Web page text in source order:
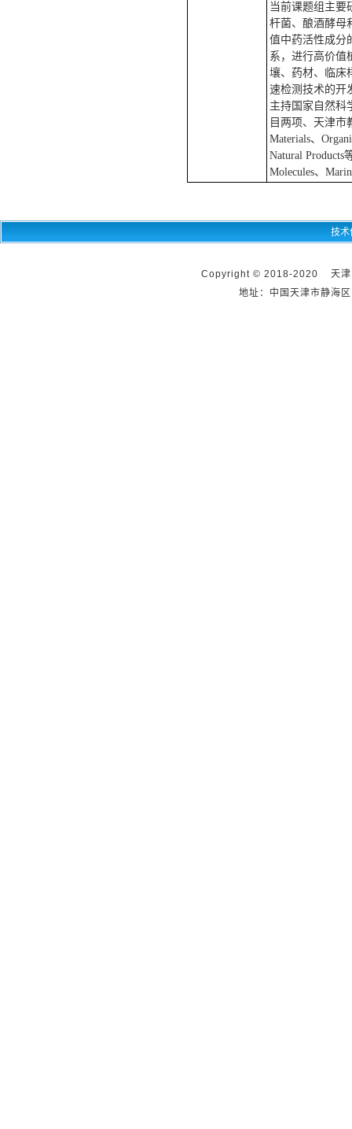
当前课题组主要
杆菌、酿酒酵母
值中药活性成分
系，进行高价值
壤、药材、临床
速检测技术的开
主持国家自然科
目两项、天津市
Materials、
Natural
Molecules、
技术
Copyright © 2018-2020 天津
地址：中国天津市静海